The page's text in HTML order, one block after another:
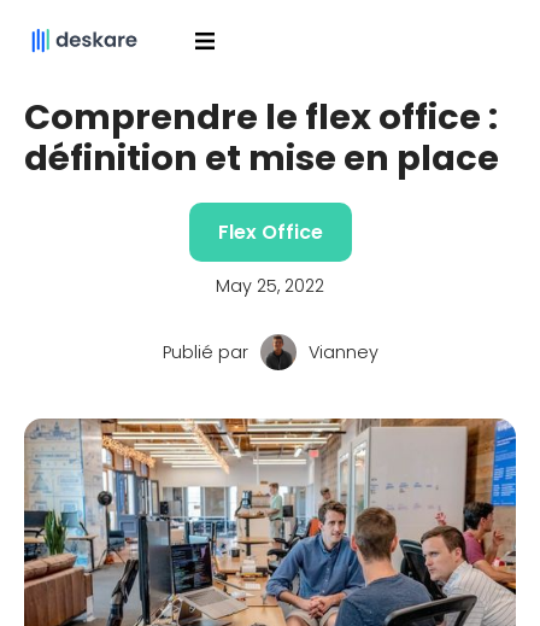
Comprendre le flex office :
définition et mise en place
Flex Office
May 25, 2022
Publié par Vianney